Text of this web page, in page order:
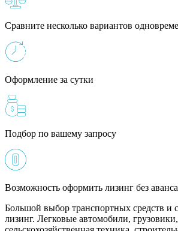
Сравните несколько вариантов
Оформление за сутки
Подбор по вашему запросу
Возможность оформить лизинг без
Большой выбор транспортных средств и
лизинг. Легковые автомобили, грузовики,